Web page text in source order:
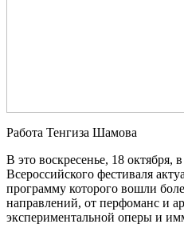
Работа Тенгиза Шамова
В это воскресенье, 18 октября,
Всероссийского фестиваля
программу которого вошли
направлений, от перфоманс и
экспериментальной оперы и